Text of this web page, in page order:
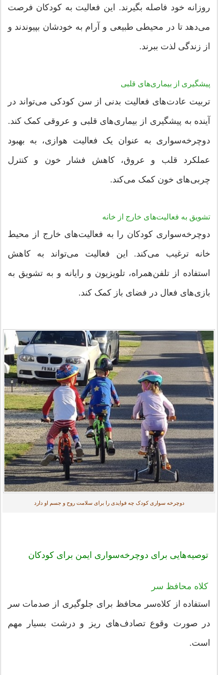
روزانه خود فاصله بگیرند. این فعالیت به کودکان فرصت
می‌دهد تا در محیطی طبیعی و آرام به خودشان بپیوندند و
از زندگی لذت ببرند.
پیشگیری از بیماری‌های قلبی
تربیت عادت‌های فعالیت بدنی از سن کودکی می‌تواند در
آینده به پیشگیری از بیماری‌های قلبی و عروقی کمک کند.
دوچرخه‌سواری به عنوان یک فعالیت هوازی، به بهبود
عملکرد قلب و عروق، کاهش فشار خون و کنترل
چربی‌های خون کمک می‌کند.
تشویق به فعالیت‌های خارج از خانه
دوچرخه‌سواری کودکان را به فعالیت‌های خارج از محیط
خانه ترغیب می‌کند. این فعالیت می‌تواند به کاهش
استفاده از تلفن‌همراه، تلویزیون و رایانه و به تشویق به
بازی‌های فعال در فضای باز کمک کند.
دوچرخه سواری کودک چه فوایدی را برای سلامت روح و جسم او دارد
توصیه‌هایی برای دوچرخه‌سواری ایمن برای کودکان
کلاه‌ محافظ سر
استفاده از کلاه‌سر محافظ برای جلوگیری از صدمات سر
در صورت وقوع تصادف‌های ریز و درشت بسیار مهم
است.